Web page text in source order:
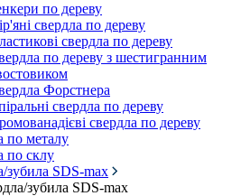
по дереву
свердла по дереву
свердла по дереву
по дереву з шестигранним
Форстнера
свердла по дереву
свердла по дереву
по металу
по склу
зубила SDS-max
зубила SDS-max